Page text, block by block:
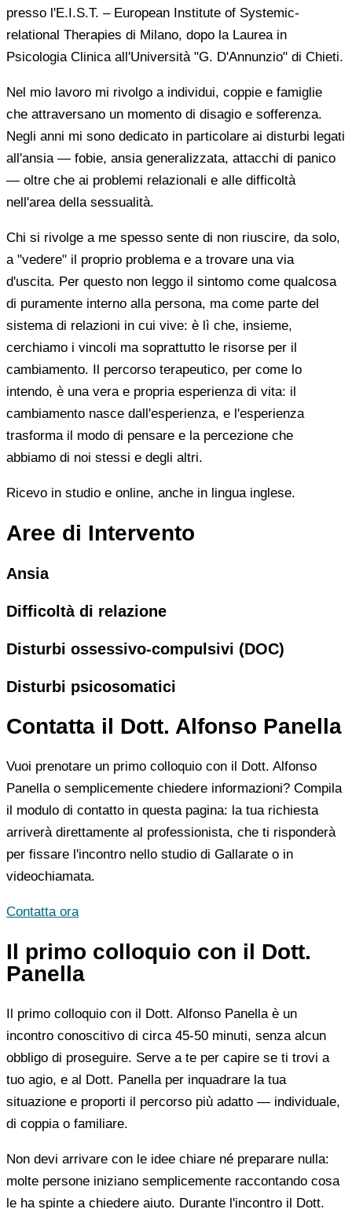
presso l'E.I.S.T. – European Institute of Systemic-
relational Therapies di Milano, dopo la Laurea in
Psicologia Clinica all'Università "G. D'Annunzio" di Chieti.
Nel mio lavoro mi rivolgo a individui, coppie e famiglie
che attraversano un momento di disagio e sofferenza.
Negli anni mi sono dedicato in particolare ai disturbi legati
all'ansia — fobie, ansia generalizzata, attacchi di panico
— oltre che ai problemi relazionali e alle difficoltà
nell'area della sessualità.
Chi si rivolge a me spesso sente di non riuscire, da solo,
a "vedere" il proprio problema e a trovare una via
d'uscita. Per questo non leggo il sintomo come qualcosa
di puramente interno alla persona, ma come parte del
sistema di relazioni in cui vive: è lì che, insieme,
cerchiamo i vincoli ma soprattutto le risorse per il
cambiamento. Il percorso terapeutico, per come lo
intendo, è una vera e propria esperienza di vita: il
cambiamento nasce dall'esperienza, e l'esperienza
trasforma il modo di pensare e la percezione che
abbiamo di noi stessi e degli altri.
Ricevo in studio e online, anche in lingua inglese.
Aree di Intervento
Ansia
Difficoltà di relazione
Disturbi ossessivo-compulsivi (DOC)
Disturbi psicosomatici
Contatta il Dott. Alfonso Panella
Vuoi prenotare un primo colloquio con il Dott. Alfonso
Panella o semplicemente chiedere informazioni? Compila
il modulo di contatto in questa pagina: la tua richiesta
arriverà direttamente al professionista, che ti risponderà
per fissare l'incontro nello studio di Gallarate o in
videochiamata.
Contatta ora
Il primo colloquio con il Dott.
Panella
Il primo colloquio con il Dott. Alfonso Panella è un
incontro conoscitivo di circa 45-50 minuti, senza alcun
obbligo di proseguire. Serve a te per capire se ti trovi a
tuo agio, e al Dott. Panella per inquadrare la tua
situazione e proporti il percorso più adatto — individuale,
di coppia o familiare.
Non devi arrivare con le idee chiare né preparare nulla:
molte persone iniziano semplicemente raccontando cosa
le ha spinte a chiedere aiuto. Durante l'incontro il Dott.